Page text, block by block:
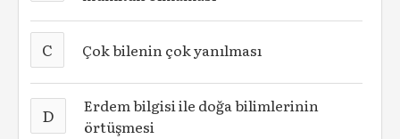
C Çok bilenin çok yanılması
D
Erdem bilgisi ile doğa bilimlerinin
örtüşmesi